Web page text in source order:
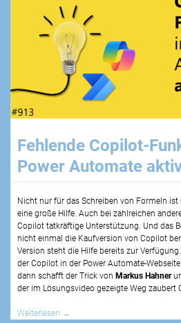
Fehlende Copilot-
Power Automate
Nicht nur für das Schreiben von Formeln
eine große Hilfe. Auch bei zahlreichen
Copilot tatkräftige Unterstützung. Und das
nicht einmal die Kaufversion von Copilot
Version steht die Hilfe bereits zur
der Copilot in der Power Automate-
dann schafft der Trick von Markus Hahner
der im Lösungsvideo gezeigte Weg zaubert
Weiterlesen →